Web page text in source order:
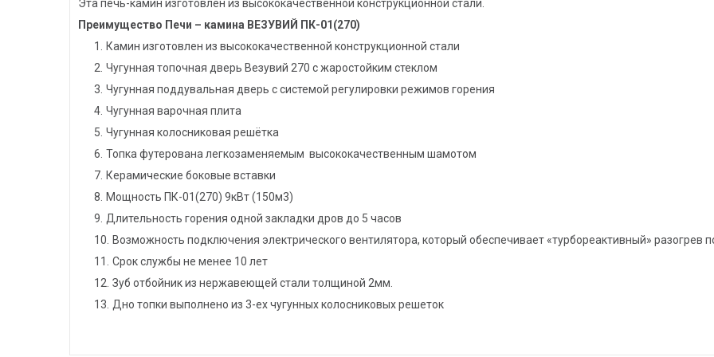
Эта печь-камин изготовлен из высококачественной конструкционной стали.
Преимущество Печи – камина ВЕЗУВИЙ ПК-01(270)
Камин изготовлен из высококачественной конструкционной стали
Чугунная топочная дверь Везувий 270 с жаростойким стеклом
Чугунная поддувальная дверь с системой регулировки режимов горения
Чугунная варочная плита
Чугунная колосниковая решётка
Топка футерована легкозаменяемым высококачественным шамотом
Керамические боковые вставки
Мощность ПК-01(270) 9кВт (150м3)
Длительность горения одной закладки дров до 5 часов
Возможность подключения электрического вентилятора, который обеспечивает «турбореактивный» разогрев
Срок службы не менее 10 лет
Зуб отбойник из нержавеющей стали толщиной 2мм.
Дно топки выполнено из 3-ех чугунных колосниковых решеток